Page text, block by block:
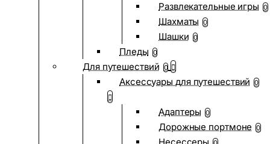
Развлекательные игры 0
Шахматы 0
Шашки 0
Пледы 0
Для путешествий 0
Аксессуары для путешествий 0
Адаптеры 0
Дорожные портмоне 0